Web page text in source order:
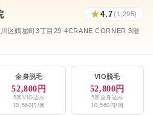
★4 (9件)
★4.7 (3件)
★4.4 (193件)
★4.7(1,295)
区鶴屋町3丁目29-4CRANE CORNER 3階
全身脱毛
52,800円
5回VIO込み
10,560円/回
VIO脱毛
52,800円
5回全身込み
10,560円/回